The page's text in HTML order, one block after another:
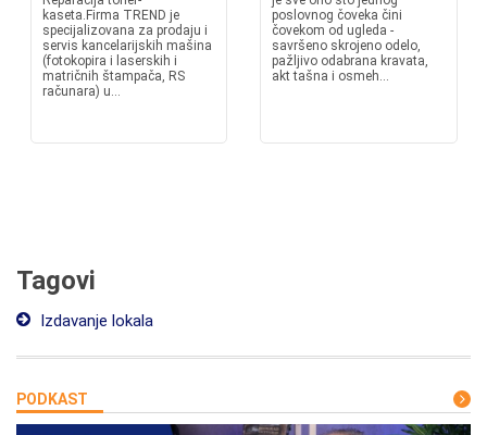
kaseta.Firma TREND je
specijalizovana za prodaju i
servis kancelarijskih mašina
(fotokopira i laserskih i
matričnih štampača, RS
računara) u...
poslovnog čoveka čini
čovekom od ugleda -
savršeno skrojeno odelo,
pažljivo odabrana kravata,
akt tašna i osmeh...
Tagovi
Izdavanje lokala
PODKAST